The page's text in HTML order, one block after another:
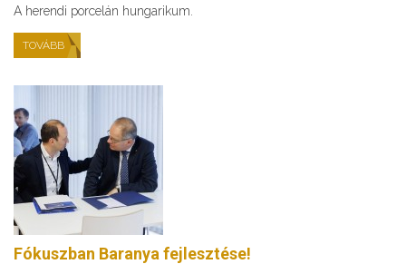
A herendi porcelán hungarikum.
TOVÁBB
Fókuszban Baranya fejlesztése!